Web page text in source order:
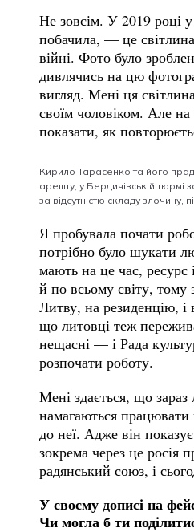
Не зовсім. У 2019 році
побачила, — це
війні. Фото було
дивлячись на цю
вигляд. Мені ця
своїм чоловіком. Але
показати, як
Кирило Тарасенко та його
арешту, у Бердичівській
за відсутністю складу злочину,
Я пробувала почати
потрібно було шукати
мають на це час, ресурс
й по всьому світу, тому
Литву, на резиденцію,
що литовці теж
нещасні — і Рада
розпочати роботу.
Мені здається, що
намагаються
до неї. Адже він
зокрема через це росія
радянський союз, і
У своєму дописі на
Чи могла б ти